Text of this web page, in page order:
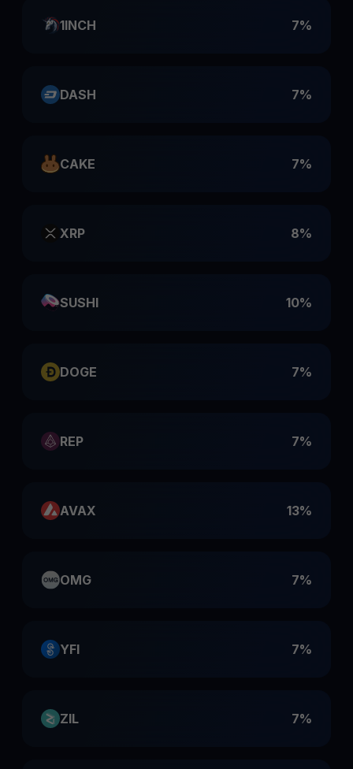
1INCH 7%
DASH 7%
CAKE 7%
XRP 8%
SUSHI 10%
DOGE 7%
REP 7%
AVAX 13%
OMG 7%
YFI 7%
ZIL 7%